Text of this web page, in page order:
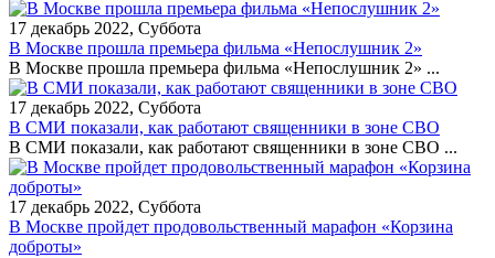
17 декабрь 2022, Суббота
В Москве прошла премьера фильма «Непослушник 2»
В Москве прошла премьера фильма «Непослушник 2» ...
17 декабрь 2022, Суббота
В СМИ показали, как работают священники в зоне СВО
В СМИ показали, как работают священники в зоне СВО ...
17 декабрь 2022, Суббота
В Москве пройдет продовольственный марафон «Корзина
доброты»